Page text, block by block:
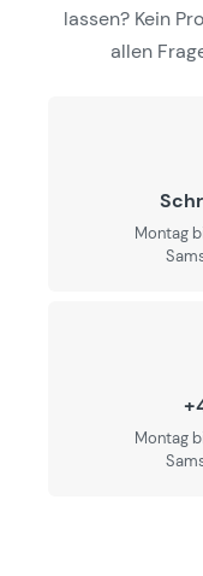
lassen? Kein
allen
Montag
Montag